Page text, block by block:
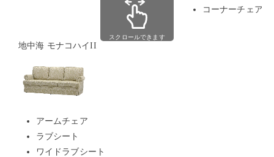
コーナーチェア
地中海 モナコハイII
アームチェア
ラブシート
ワイドラブシート
スクロールできます